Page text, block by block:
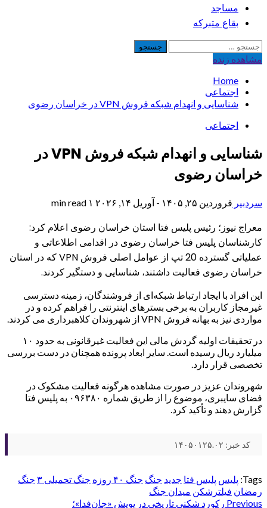
مساجد
بقاع متبرکه
جستجو
برای:
مشاهده‌ زنده
Home
اجتماعی
شناسایی و انهدام شبکه فروش VPN در خراسان رضوی
اجتماعی
شناسایی و انهدام شبکه فروش VPN در
خراسان رضوی
سردبیر فروردین ۲۵, ۱۴۰۵ - آوریل ۱۴, ۲۰۲۶ ۱ min read
معراج نیوز؛ رئیس پلیس فتا استان خراسان رضوی اعلام کرد:
کارشناسان پلیس فتا خراسان رضوی در اقدامی اطلاعاتی و‌
عملیاتی گسترده 20 تپ‌ از عوامل اصلی فروش VPN که در استان
خراسان رضوی فعالیت داشتند، شناسایی و دستگیر کردند.
این افراد با ایجاد ارتباط شبکه‌ای از فروشندگان، زمینه دسترسی
غیرمجاز کاربران به برخی بسترهای اینترنتی را فراهم کرده و در
مواردی نیز به بهانه فروش VPN از شهروندان کلاهبرداری می کردند.
در تحقیقات اولیه گردش مالی این فعالیت غیرقانونی به حدود ۱۰
میلیارد ریال رسیده است. سایر ابعاد پرونده همچنان در دست بررسی
تخصصی قرار دارد.
شهروندان عزیز در صورت مشاهده هرگونه فعالیت مشکوک در
فضای سایبری، موضوع را از طریق شماره ۰۹۶۳۸۰ به پلیس فتا
گزارش دهند و تأکید کرد.
کد خبر: ۱۴۰۵۰۱۲۵.۰۲
Tags: پلیس پلیس فتا جدید جنگ جنگ ۴۰ روزه جنگ تحمیلی ۳
جنگ
رمضان فیلترشکن میدان جنگ
Previous رکورد شکنی تاریخی در پویش «جان‌فدا»؛